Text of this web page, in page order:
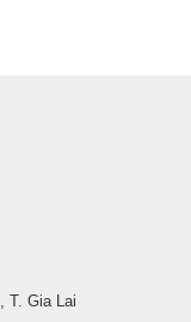
T. Gia Lai